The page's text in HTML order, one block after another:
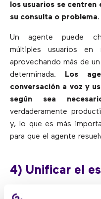
los usuarios se centren
su consulta o problema.
Un agente puede
múltiples usuarios en
aprovechando más de
determinada.
Los
conversación a voz y
según sea
verdaderamente
y, lo que es más
para que el agente
4) Unificar el